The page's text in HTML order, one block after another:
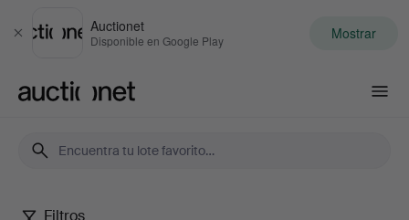
Cerrar
Auctionet
Disponible en Google Play Mostrar
Filtros